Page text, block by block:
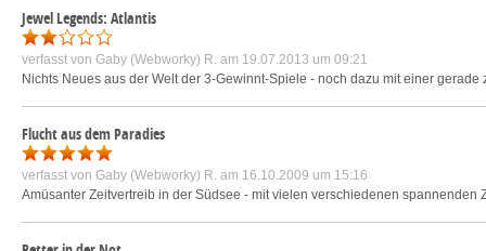
Jewel Legends: Atlantis
verfasst von Gaby (Webworky) R. am 19.07.2013 um 09:21
Nichts Neues aus der Welt der 3-Gewinnt-Spiele - noch dazu mit einer
Flucht aus dem Paradies
verfasst von Gaby (Webworky) R. am 16.10.2009 um 15:16
Amüsanter Zeitvertreib in der Südsee - mit vielen verschiedenen